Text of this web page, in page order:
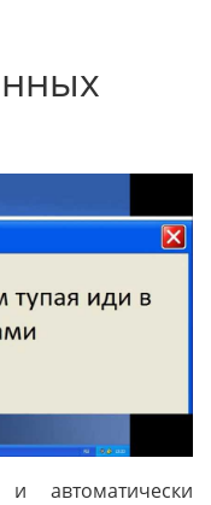
автоматически